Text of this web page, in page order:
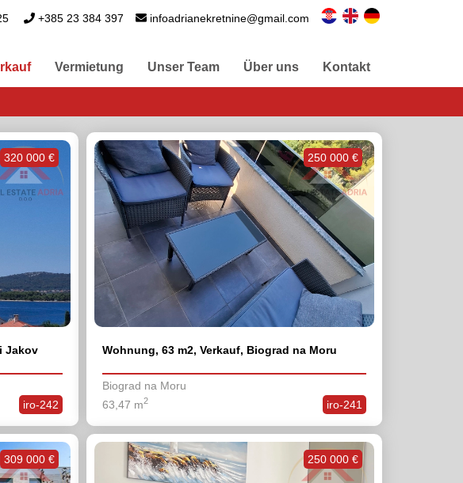
+385 23 384 397 infoadrianekretnine@gmail.com
Vermietung Unser Team Über uns Kontakt
Jakov
iro-242
320 000 €
Wohnung, 63 m2, Verkauf, Biograd na Moru
Biograd na Moru
iro-241
63,47 m2
250 000 €
309 000 € 250 000 €